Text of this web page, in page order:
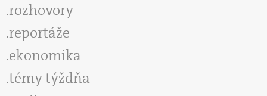
rozhovory
reportáže
ekonomika
témy týždňa